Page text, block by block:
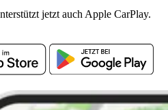
jetzt auch Apple CarPlay.